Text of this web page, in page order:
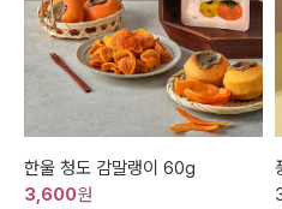
한울 청도 감말랭이 60g
3,600원